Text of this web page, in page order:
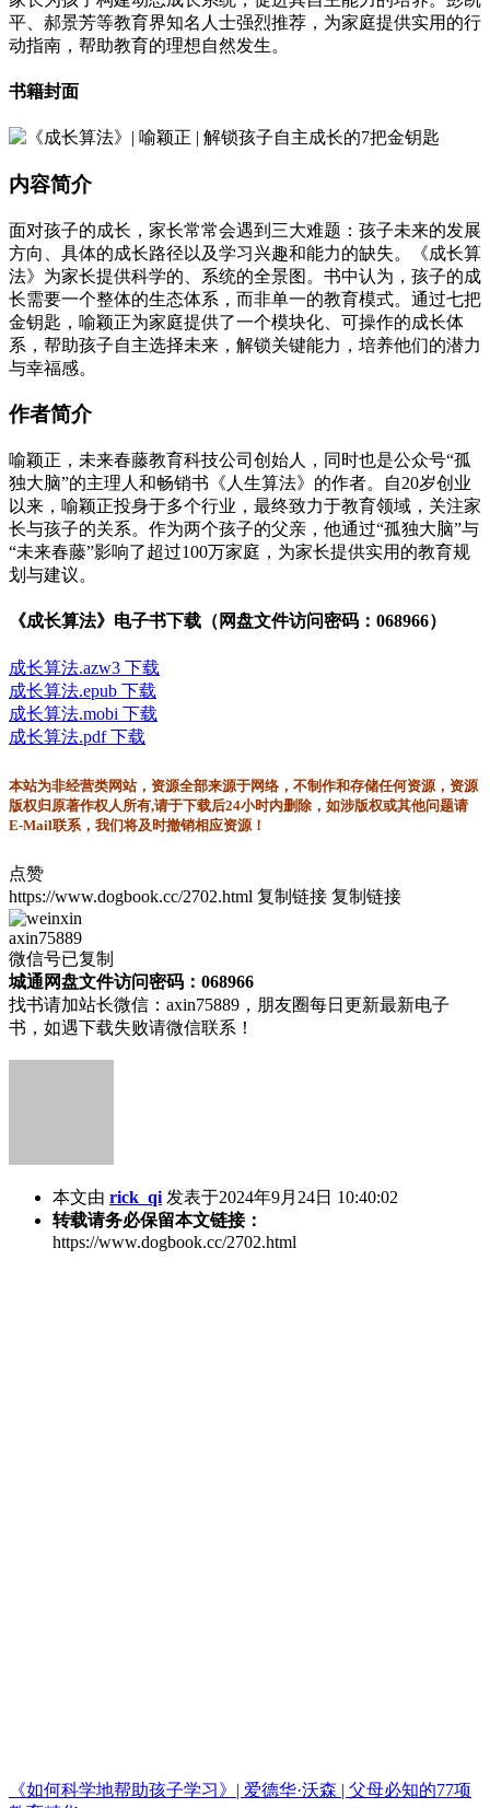
平、郝景芳等教育界知名人士强烈推荐，为家庭提供实用的行
动指南，帮助教育的理想自然发生。
书籍封面
内容简介
面对孩子的成长，家长常常会遇到三大难题：孩子未来的发展
方向、具体的成长路径以及学习兴趣和能力的缺失。《成长算
法》为家长提供科学的、系统的全景图。书中认为，孩子的成
长需要一个整体的生态体系，而非单一的教育模式。通过七把
金钥匙，喻颖正为家庭提供了一个模块化、可操作的成长体
系，帮助孩子自主选择未来，解锁关键能力，培养他们的潜力
与幸福感。
作者简介
喻颖正，未来春藤教育科技公司创始人，同时也是公众号“孤
独大脑”的主理人和畅销书《人生算法》的作者。自20岁创业
以来，喻颖正投身于多个行业，最终致力于教育领域，关注家
长与孩子的关系。作为两个孩子的父亲，他通过“孤独大脑”与
“未来春藤”影响了超过100万家庭，为家长提供实用的教育规
划与建议。
《成长算法》电子书下载（网盘文件访问密码：068966）
成长算法.azw3 下载
成长算法.epub 下载
成长算法.mobi 下载
成长算法.pdf 下载
本站为非经营类网站，资源全部来源于网络，不制作和存储任何资源，资源
版权归原著作权人所有,请于下载后24小时内删除，如涉版权或其他问题请
E-Mail联系，我们将及时撤销相应资源！
点赞
https://www.dogbook.cc/2702.html 复制链接 复制链接
axin75889
微信号已复制
城通网盘文件访问密码：068966
找书请加站长微信：axin75889，朋友圈每日更新最新电子
书，如遇下载失败请微信联系！
本文由 rick_qi 发表于2024年9月24日 10:40:02
转载请务必保留本文链接：
https://www.dogbook.cc/2702.html
《如何科学地帮助孩子学习》| 爱德华·沃森 | 父母必知的77项